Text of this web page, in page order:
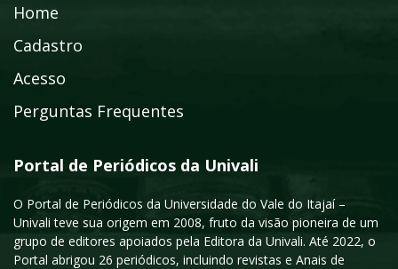
Home
Cadastro
Acesso
Perguntas Frequentes
Portal de Periódicos da Univali
O Portal de Periódicos da Universidade do Vale do Itajaí –
Univali teve sua origem em 2008, fruto da visão pioneira de um
grupo de editores apoiados pela Editora da Univali. Até 2022, o
Portal abrigou 26 periódicos, incluindo revistas e Anais de